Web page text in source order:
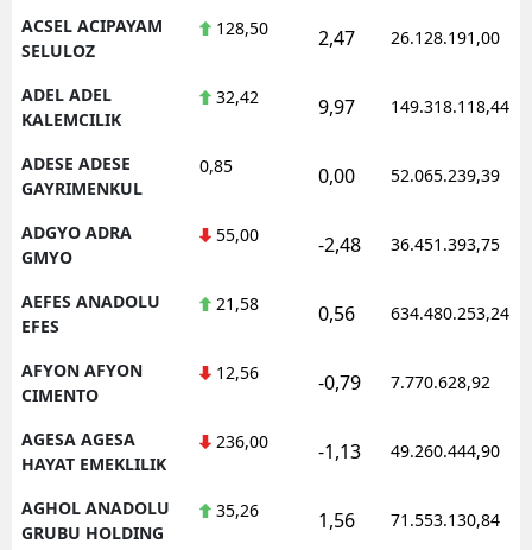
ACSEL ACIPAYAM
SELULOZ
128,50 2,47 26.128.191,00
ADEL ADEL
KALEMCILIK
32,42 9,97 149.318.118,44
ADESE ADESE
GAYRIMENKUL
0,85 0,00 52.065.239,39
ADGYO ADRA
GMYO
55,00 -2,48 36.451.393,75
AEFES ANADOLU
EFES
21,58 0,56 634.480.253,24
AFYON AFYON
CIMENTO
12,56 -0,79 7.770.628,92
AGESA AGESA
HAYAT EMEKLILIK
236,00 -1,13 49.260.444,90
AGHOL ANADOLU
GRUBU HOLDING
35,26 1,56 71.553.130,84